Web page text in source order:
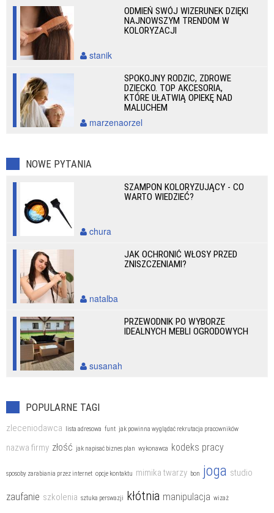
ODMIEŃ SWÓJ WIZERUNEK DZIĘKI
NAJNOWSZYM TRENDOM W
KOLORYZACJI
stanik
SPOKOJNY RODZIC, ZDROWE
DZIECKO. TOP AKCESORIA,
KTÓRE UŁATWIĄ OPIEKĘ NAD
MALUCHEM
marzenaorzel
NOWE PYTANIA
SZAMPON KOLORYZUJĄCY - CO
WARTO WIEDZIEĆ?
chura
JAK OCHRONIĆ WŁOSY PRZED
ZNISZCZENIAMI?
natalba
PRZEWODNIK PO WYBORZE
IDEALNYCH MEBLI OGRODOWYCH
susanah
POPULARNE TAGI
zleceniodawca lista adresowa funt jak powinna wyglądać rekrutacja pracowników
nazwa firmy złość jak napisać biznes plan wykonawca kodeks pracy
sposoby zarabiania przez internet opcje kontaktu mimika twarzy bon joga studio
zaufanie szkolenia sztuka perswazji kłótnia manipulacja wizaż